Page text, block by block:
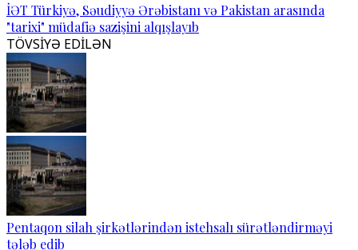
İƏT Türkiyə, Səudiyyə Ərəbistanı və Pakistan arasında
"tarixi" müdafiə sazişini alqışlayıb
TÖVSİYƏ EDİLƏN
Pentaqon silah şirkətlərindən istehsalı sürətləndirməyi
tələb edib